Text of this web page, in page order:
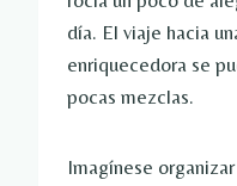
día. El viaje hacia
enriquecedora se
pocas mezclas.
Imagínese